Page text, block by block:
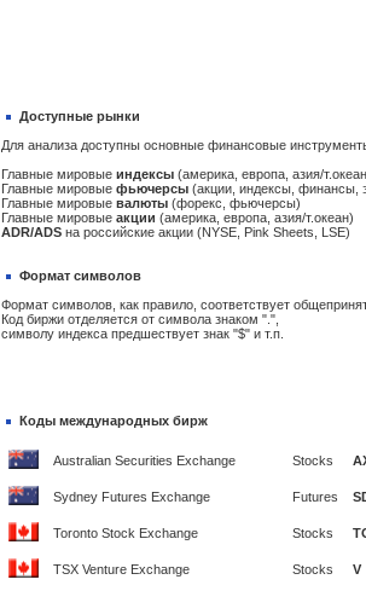
Доступные рынки
Для анализа доступны основные финансовые
Главные мировые индексы (америка, европа, азия/
Главные мировые фьючерсы (акции, индексы, финансы,
Главные мировые валюты (форекс, фьючерсы)
Главные мировые акции (америка, европа, азия/т.океан)
ADR/ADS на российские акции (NYSE, Pink Sheets, LSE)
Формат символов
Формат символов, как правило, соответствует
Код биржи отделяется от символа знаком ".",
символу индекса предшествует знак "$" и т.п.
Коды международных бирж
Australian Securities Exchange Stocks
Sydney Futures Exchange Futures
Toronto Stock Exchange Stocks
TSX Venture Exchange Stocks V